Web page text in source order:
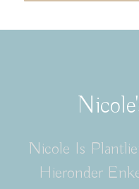
Nicole Is
Hieronder